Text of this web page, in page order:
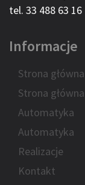
tel. 33 488 63 16
Informacje
Strona główna
Strona główna
Automatyka
Automatyka
Realizacje
Kontakt